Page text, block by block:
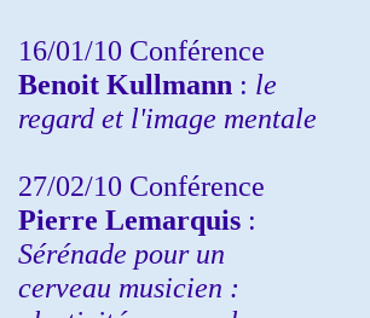
16/01/10 Conférence
Benoit Kullmann : le
regard et l'image mentale
27/02/10 Conférence
Pierre Lemarquis :
Sérénade pour un
cerveau musicien :